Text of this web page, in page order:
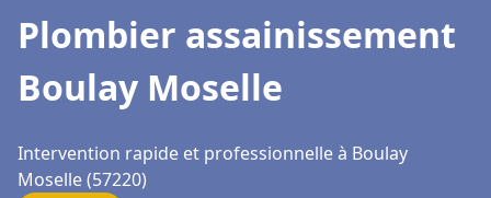
Plombier assainissement
Boulay Moselle
Intervention rapide et professionnelle à Boulay
Moselle (57220)